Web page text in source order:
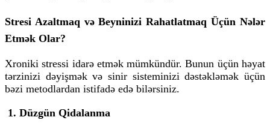
Stresi Azaltmaq və Beyninizi Rahatlatmaq Üçün Nələr
Etmək Olar?
Xroniki stressi idarə etmək mümkündür. Bunun üçün həyat
tərzinizi dəyişmək və sinir sisteminizi dəstəkləmək üçün
bəzi metodlardan istifadə edə bilərsiniz.
1. Düzgün Qidalanma